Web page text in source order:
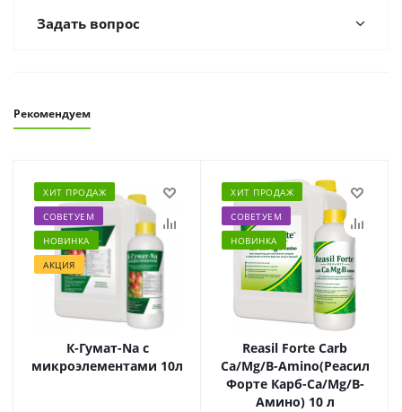
Задать вопрос
Рекомендуем
ХИТ ПРОДАЖ
СОВЕТУЕМ
НОВИНКА
АКЦИЯ
К-Гумат-Na с
микроэлементами 10л
ХИТ ПРОДАЖ
СОВЕТУЕМ
НОВИНКА
Reasil Forte Carb
Ca/Mg/B-Amino(Реасил
Форте Карб-Ca/Mg/B-
Амино) 10 л